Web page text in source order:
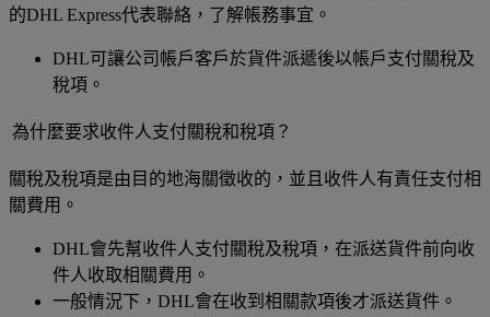
的DHL Express代表聯絡，了解帳務事宜。
DHL可讓公司帳戶客戶於貨件派遞後以帳戶支付關稅及
稅項。
為什麼要求收件人支付關稅和稅項？
關稅及稅項是由目的地海關徵收的，並且收件人有責任支付相
關費用。
DHL會先幫收件人支付關稅及稅項，在派送貨件前向收
件人收取相關費用。
一般情況下，DHL會在收到相關款項後才派送貨件。